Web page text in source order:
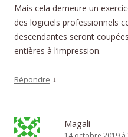
Mais cela demeure un
des logiciels professionnels
descendantes seront
entières à l’impression.
Répondre ↓
Magali